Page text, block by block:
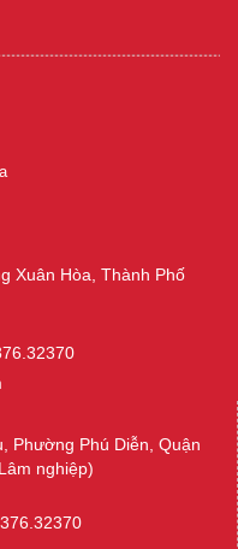
Xuân Hòa, Thành Phố
Phường Phú Diễn, Quận
nghiệp)